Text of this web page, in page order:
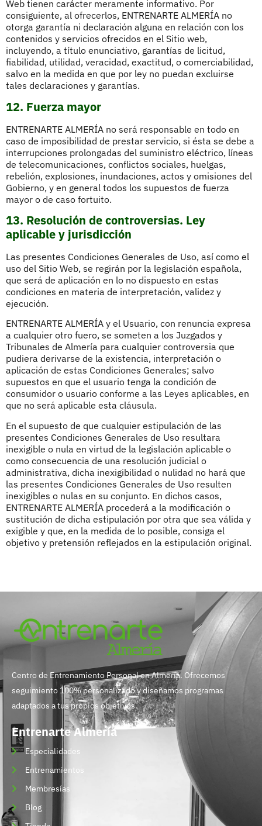
Web tienen carácter meramente informativo. Por
consiguiente, al ofrecerlos, ENTRENARTE ALMERÍA no
otorga garantía ni declaración alguna en relación con los
contenidos y servicios ofrecidos en el Sitio web,
incluyendo, a título enunciativo, garantías de licitud,
fiabilidad, utilidad, veracidad, exactitud, o comerciabilidad,
salvo en la medida en que por ley no puedan excluirse
tales declaraciones y garantías.
12. Fuerza mayor
ENTRENARTE ALMERÍA no será responsable en todo en
caso de imposibilidad de prestar servicio, si ésta se debe a
interrupciones prolongadas del suministro eléctrico, líneas
de telecomunicaciones, conflictos sociales, huelgas,
rebelión, explosiones, inundaciones, actos y omisiones del
Gobierno, y en general todos los supuestos de fuerza
mayor o de caso fortuito.
13. Resolución de controversias. Ley
aplicable y jurisdicción
Las presentes Condiciones Generales de Uso, así como el
uso del Sitio Web, se regirán por la legislación española,
que será de aplicación en lo no dispuesto en estas
condiciones en materia de interpretación, validez y
ejecución.
ENTRENARTE ALMERÍA y el Usuario, con renuncia expresa
a cualquier otro fuero, se someten a los Juzgados y
Tribunales de Almería para cualquier controversia que
pudiera derivarse de la existencia, interpretación o
aplicación de estas Condiciones Generales; salvo
supuestos en que el usuario tenga la condición de
consumidor o usuario conforme a las Leyes aplicables, en
que no será aplicable esta cláusula.
En el supuesto de que cualquier estipulación de las
presentes Condiciones Generales de Uso resultara
inexigible o nula en virtud de la legislación aplicable o
como consecuencia de una resolución judicial o
administrativa, dicha inexigibilidad o nulidad no hará que
las presentes Condiciones Generales de Uso resulten
inexigibles o nulas en su conjunto. En dichos casos,
ENTRENARTE ALMERÍA procederá a la modificación o
sustitución de dicha estipulación por otra que sea válida y
exigible y que, en la medida de lo posible, consiga el
objetivo y pretensión reflejados en la estipulación original.
Centro de Entrenamiento Personal en Almería. Ofrecemos
seguimiento 100% personalizado y diseñamos programas
adaptados a tus propios objetivos.
Entrenarte Almería
Especialidades
Entrenamientos
Membresías
Blog